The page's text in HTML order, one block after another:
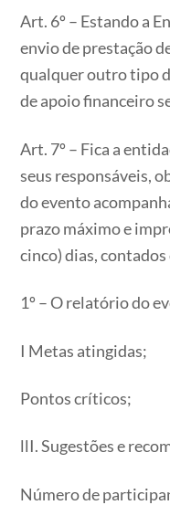
Art. 6º – Estando a
envio de prestação
qualquer outro tipo
de apoio financeiro
Art. 7º – Fica a
seus responsáveis,
do evento
prazo máximo e
cinco) dias,
1º – O relatório do
I Metas atingidas;
Pontos críticos;
llI. Sugestões e
Número de